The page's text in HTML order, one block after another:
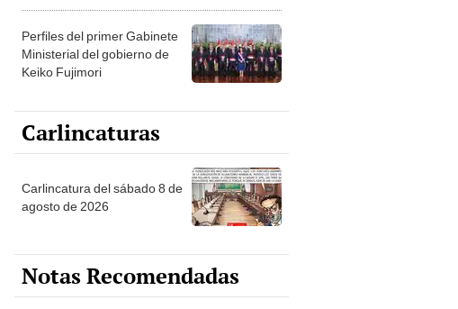
Perfiles del primer Gabinete
Ministerial del gobierno de
Keiko Fujimori
Carlincaturas
Carlincatura del sábado 8 de
agosto de 2026
Notas Recomendadas